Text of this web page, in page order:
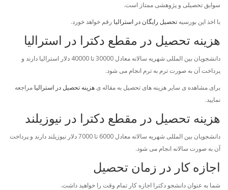
سوابق تحصیلی و پژوهشی ممتاز است.
با اخذ این بورسیه تحصیل رایگان در استرالیا رقم خواهد خورد.
هزینه تحصیل در مقطع دکترا در استرالیا
دانشجویان بین المللی شهریه سالانه معادل 30000 تا 40000 دلار استرالیا دارند و
پرداخت آن به صورت ترم به ترم انجام می شود.
برای مشاهده ی سایر هزینه های تحصیل به مقاله یهزینه تحصیل در استرالیا مراجعه
نمایید.
هزینه تحصیل در مقطع دکترا در نیوزیلند
دانشجویان بین المللی شهریه سالانه معادل 6000 تا 7000 دلار نیوزیلند دارند و پرداخت
آن به صورت سالانه انجام می شود.
اجازه کار در زمان تحصیل
شما به عنوان دانشجو دکترا اجازه کار تمام وقت را خواهید داشت.